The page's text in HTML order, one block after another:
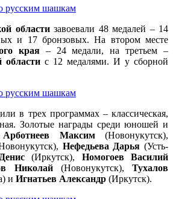
областизавоевали 48 медалей – 14
и 17 бронзовых. На втором месте
края– 24 медали, на третьем –
области с 12 медалями. И у сборной
в трех программах – классическая,
Золотые награды среди юношей и
Арботнеев Максим(Новонукутск),
Нефедьева Дарья (Усть-
(Иркутск), Номогоев Василий
Николай(Новонукутск), Тухалов
и Игнатьев Александр (Иркутск).